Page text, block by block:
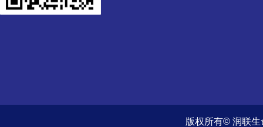
版权所有© 润联